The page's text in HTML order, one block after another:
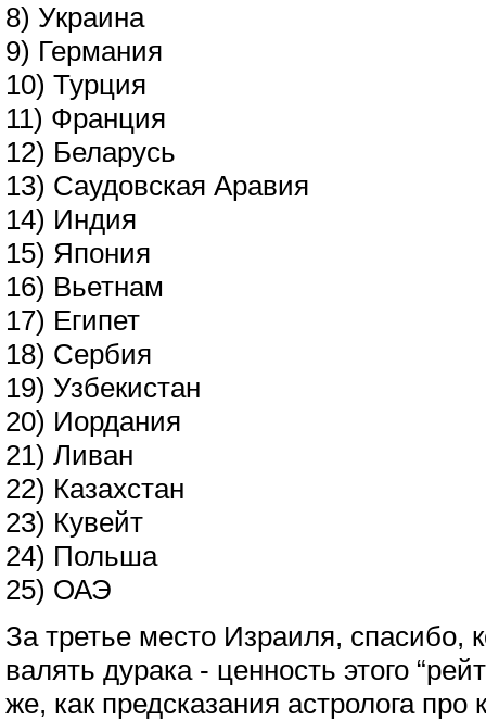
8) Украина
9) Германия
10) Турция
11) Франция
12) Беларусь
13) Саудовская Аравия
14) Индия
15) Япония
16) Вьетнам
17) Египет
18) Сербия
19) Узбекистан
20) Иордания
21) Ливан
22) Казахстан
23) Кувейт
24) Польша
25) ОАЭ
За третье место Израиля, спасибо,
валять дурака - ценность этого
же, как предсказания астролога про